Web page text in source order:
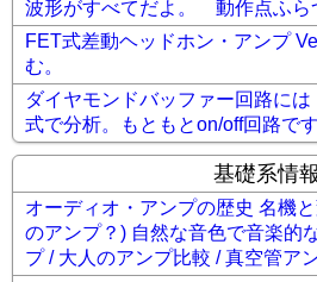
波形がすべてだよ。 動作点ふら
FET式差動ヘッドホン・アンプ
む。
ダイヤモンドバッファー回路に
式で分析。もともとon/off回路です
基礎系情報
オーディオ・アンプの歴史 名機
のアンプ？) 自然な音色で音楽的
プ / 大人のアンプ比較 / 真空管ア